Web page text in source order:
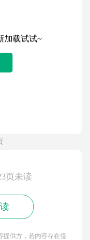
加载试试~
页未读
提供方，若内容存在侵